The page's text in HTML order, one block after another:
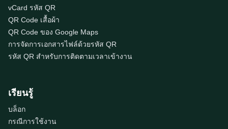
vCard รหัส QR
QR Code เสื้อผ้า
QR Code ของ Google Maps
การจัดการเอกสารไฟล์ด้วยรหัส QR
รหัส QR สำหรับการติดตามเวลาเข้างาน
เรียนรู้
บล็อก
กรณีการใช้งาน